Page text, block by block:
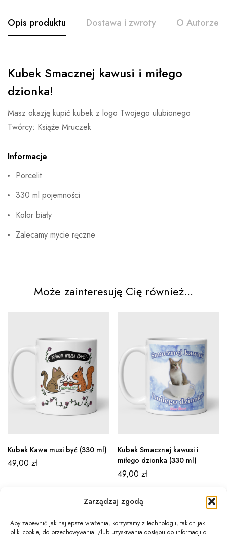
Zarządzaj zgodą
Aby zapewnić jak najlepsze wrażenia, korzystamy z technologii, takich jak
pliki cookie, do przechowywania i/lub uzyskiwania dostępu do informacji o
Opis produktu Dostawa i zwroty O Autorze
Kubek Smacznej kawusi i miłego
dzionka!
Masz okazję kupić kubek z logo Twojego ulubionego
Twórcy: Książe Mruczek
Informacje
Porcelit
330 ml pojemności
Kolor biały
Zalecamy mycie ręczne
Może zainteresuję Cię również...
Kubek Kawa musi być (330 ml)
49,00 zł
Kubek Smacznej kawusi i
miłego dzionka (330 ml)
49,00 zł
Newsletter